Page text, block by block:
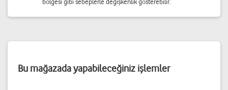
Bu mağazada yapabileceğiniz işlemler